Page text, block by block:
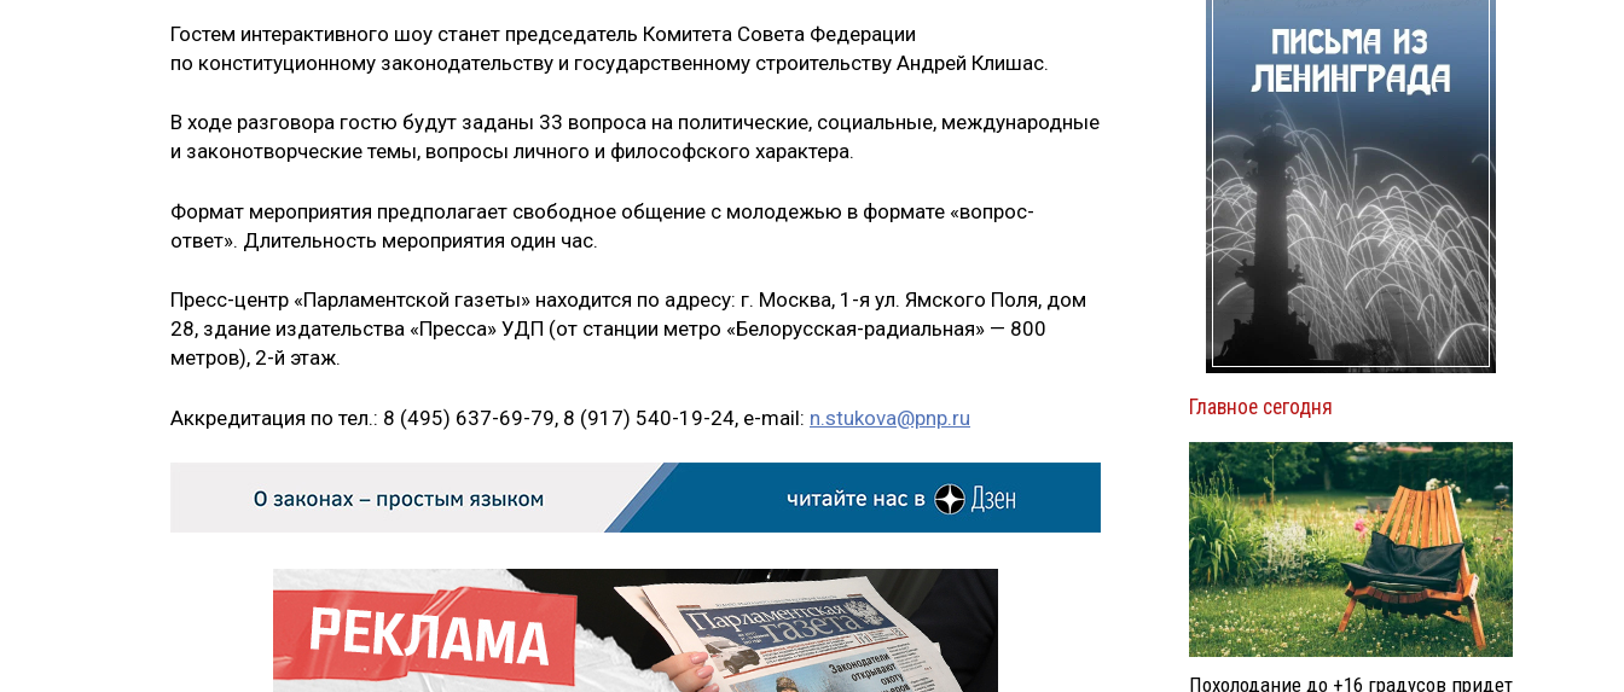
Гостем интерактивного шоу станет председатель Комитета Совета Федерации
по конституционному законодательству и государственному строительству Андрей Клишас.
В ходе разговора гостю будут заданы 33 вопроса на политические, социальные, международные
и законотворческие темы, вопросы личного и философского характера.
Формат мероприятия предполагает свободное общение с молодежью в формате «вопрос-
ответ». Длительность мероприятия один час.
Пресс-центр «Парламентской газеты» находится по адресу: г. Москва, 1-я ул. Ямского Поля, дом
28, здание издательства «Пресса» УДП (от станции метро «Белорусская-радиальная» — 800
метров), 2-й этаж.
Аккредитация по тел.: 8 (495) 637-69-79, 8 (917) 540-19-24, e-mail: n.stukova@pnp.ru Главное сегодня
Похолодание до +16 градусов придет